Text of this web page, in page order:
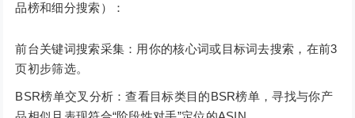
品榜和细分搜索）：
前台关键词搜索采集：用你的核心词或目标词去搜索，在前3
页初步筛选。
BSR榜单交叉分析：查看目标类目的BSR榜单，寻找与你产